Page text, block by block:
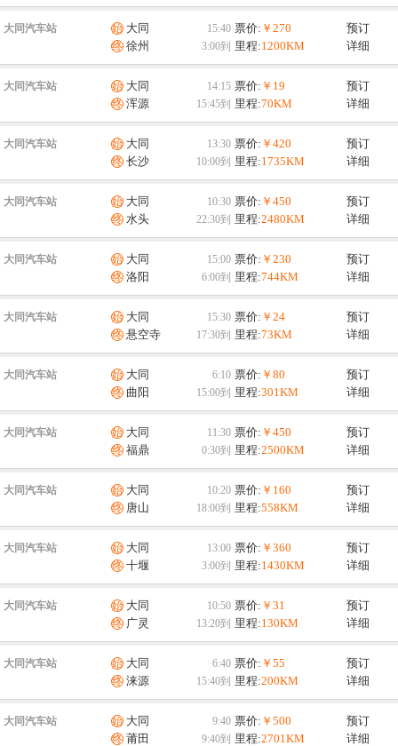
大同汽车站
大同
徐州
票价: ￥270
里程:1200KM
预订
详细
大同汽车站
大同
浑源
票价: ￥19
里程:70KM
预订
详细
大同汽车站
大同
长沙
票价: ￥420
里程:1735KM
预订
详细
大同汽车站
大同
水头
票价: ￥450
里程:2480KM
预订
详细
大同汽车站
大同
洛阳
票价: ￥230
里程:744KM
预订
详细
大同汽车站
大同
悬空寺
票价: ￥24
里程:73KM
预订
详细
大同汽车站
大同
曲阳
票价: ￥80
里程:301KM
预订
详细
大同汽车站
大同
福鼎
票价: ￥450
里程:2500KM
预订
详细
大同汽车站
大同
唐山
票价: ￥160
里程:558KM
预订
详细
大同汽车站
大同
十堰
票价: ￥360
里程:1430KM
预订
详细
大同汽车站
大同
广灵
票价: ￥31
里程:130KM
预订
详细
大同汽车站
大同
涞源
票价: ￥55
里程:200KM
预订
详细
大同汽车站
大同
莆田
票价: ￥500
里程:2701KM
预订
详细